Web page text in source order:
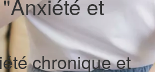
et
chronique et